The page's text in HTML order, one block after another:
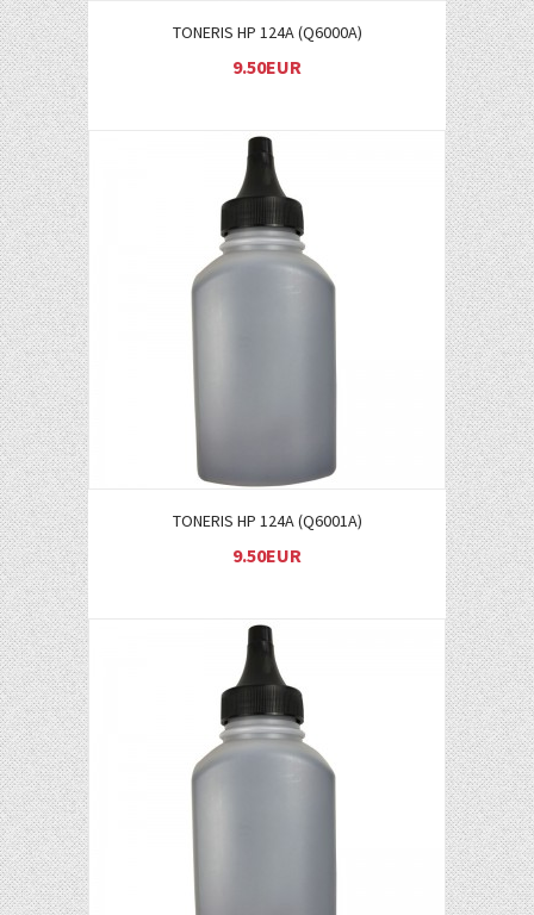
TONERIS HP 124A (Q6000A)
9.50EUR
TONERIS HP 124A (Q6001A)
9.50EUR